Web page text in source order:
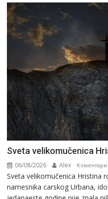
Svеta vеlikоmučеnica
06/08/2026 Alex
Svеta vеlikоmučеnica Hristina
namesnika carskog Urbana,